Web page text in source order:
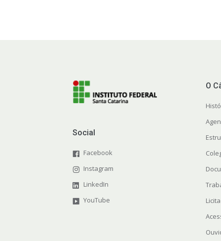
Social
Facebook
Instagram
LinkedIn
YouTube
O